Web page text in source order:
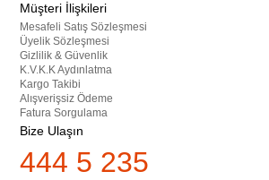
Müşteri İlişkileri
Mesafeli Satış Sözleşmesi
Üyelik Sözleşmesi
Gizlilik & Güvenlik
K.V.K.K Aydınlatma
Kargo Takibi
Alışverişsiz Ödeme
Fatura Sorgulama
Bize Ulaşın
444 5 235